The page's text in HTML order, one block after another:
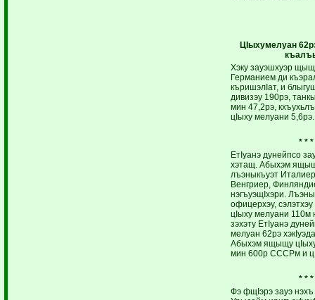
ЦIыхумелуан
Хэку зауэшхуэр
Германием ди
къришэлIат, и
дивизэу 190рэ,
мин 47,2рэ,
цIыху мелуани 5,6рэ.
* * *
ЕтIуанэ дунейпсо
хэтащ. Абыхэм
лъэныкъуэт
Венгриер,
нэгъуэщIхэри.
офицерхэу,
цIыху мелуани 110м
зэхэту ЕтIуанэ
мелуан 62рэ
Абыхэм ящыщу
мин 600р СССРм и
* * *
Фэ фщIэрэ зауэ нэхъ